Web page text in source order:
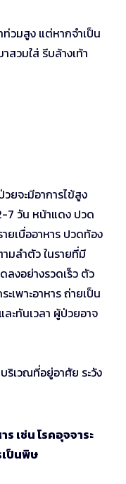
วมสูง แต่หากจำเป็น
สวมใส่ รีบล้างเท้า
ยจะมีอาการไข้สูง
7 วัน หน้าแดง ปวด
ยเบื่ออาหาร ปวดท้อง
มลำตัว ในรายที่มี
ลงอย่างรวดเร็ว ตัว
เพาะอาหาร ถ่ายเป็น
ะทันเวลา ผู้ป่วยอาจ
ริเวณที่อยู่อาศัย ระวัง
เช่น โรคอุจจาระ
ป็นพิษ